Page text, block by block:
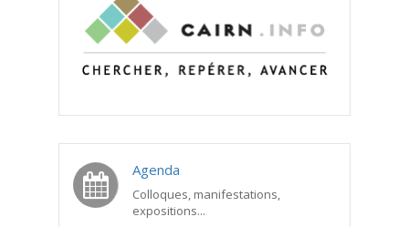
Agenda
Colloques, manifestations,
expositions...